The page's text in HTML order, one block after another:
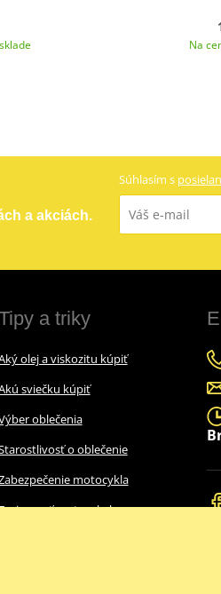
Na
a akciách.
Súhlasím s
a triky
olej a viskozitu kúpiť
sviečku kúpiť
oblečenia
o oblečenie
motocykla
motocykel